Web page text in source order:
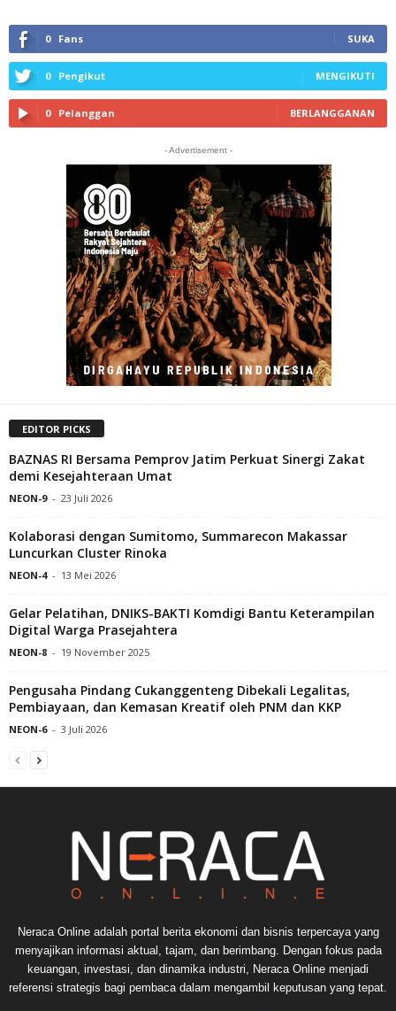
0 Fans SUKA
0 Pengikut MENGIKUTI
0 Pelanggan BERLANGGANAN
- Advertisement -
EDITOR PICKS
BAZNAS RI Bersama Pemprov Jatim Perkuat Sinergi Zakat
demi Kesejahteraan Umat
NEON-9 - 23 Juli 2026
Kolaborasi dengan Sumitomo, Summarecon Makassar
Luncurkan Cluster Rinoka
NEON-4 - 13 Mei 2026
Gelar Pelatihan, DNIKS-BAKTI Komdigi Bantu Keterampilan
Digital Warga Prasejahtera
NEON-8 - 19 November 2025
Pengusaha Pindang Cukanggenteng Dibekali Legalitas,
Pembiayaan, dan Kemasan Kreatif oleh PNM dan KKP
NEON-6 - 3 Juli 2026
Neraca Online adalah portal berita ekonomi dan bisnis terpercaya yang
menyajikan informasi aktual, tajam, dan berimbang. Dengan fokus pada
keuangan, investasi, dan dinamika industri, Neraca Online menjadi
referensi strategis bagi pembaca dalam mengambil keputusan yang tepat.